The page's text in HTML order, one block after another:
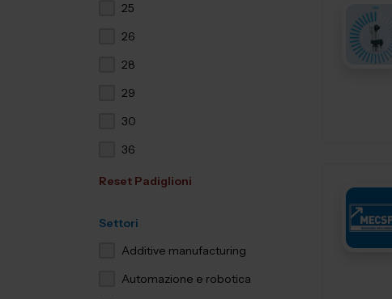
25
26
28
29
30
36
Reset Padiglioni
Settori
Additive manufacturing
Automazione e robotica